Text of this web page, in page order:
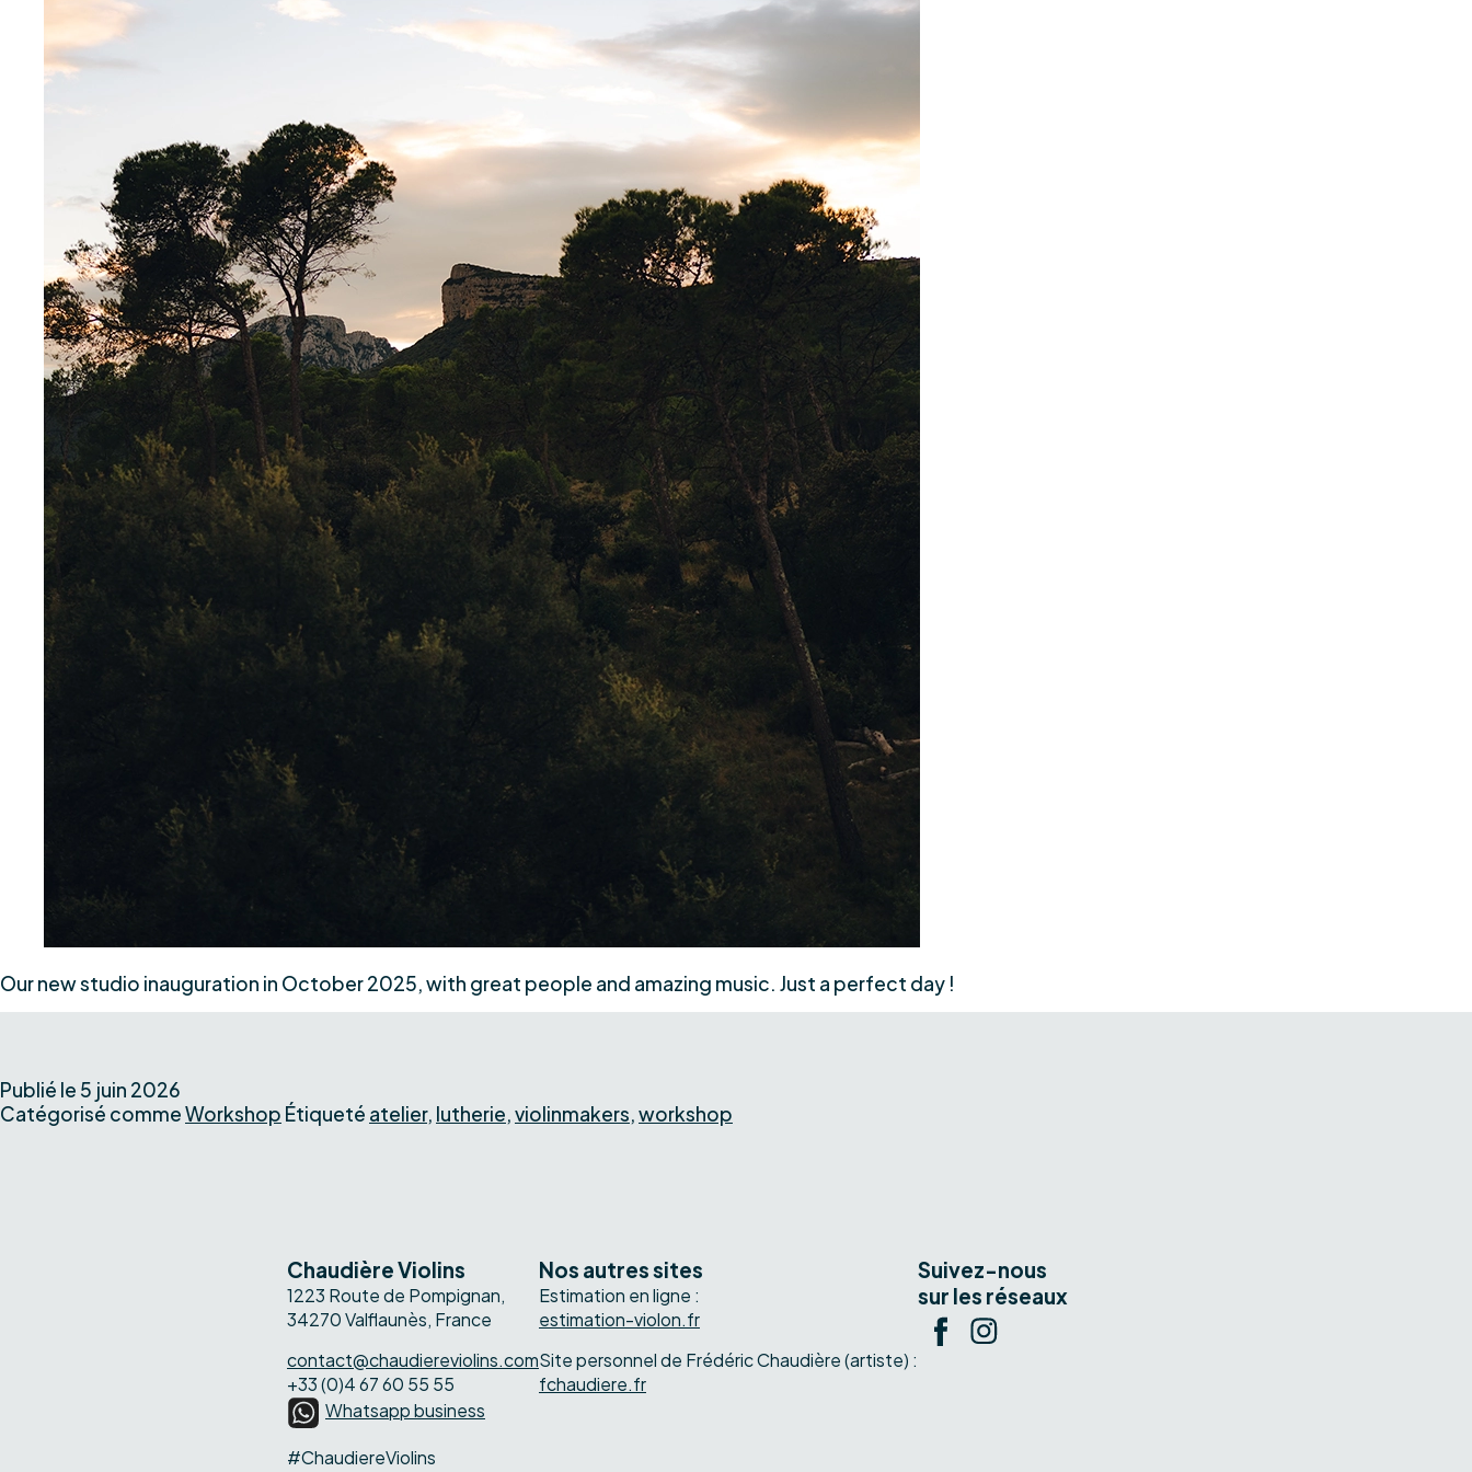
Our new studio inauguration in October 2025, with great people and amazing music. Just a perfect day !
Publié le 5 juin 2026
Catégorisé commeWorkshop Étiqueté atelier, lutherie,violinmakers,workshop
Chaudière Violins
1223 Route de Pompignan,
34270 Valflaunès, France
contact@chaudiereviolins.com
+33 (0)4 67 60 55 55
Whatsapp business
#ChaudiereViolins
Nos autres sites
Estimation en ligne :
estimation-violon.fr
Site personnel de Frédéric Chaudière (artiste) :
fchaudiere.fr
Suivez-nous
sur les réseaux